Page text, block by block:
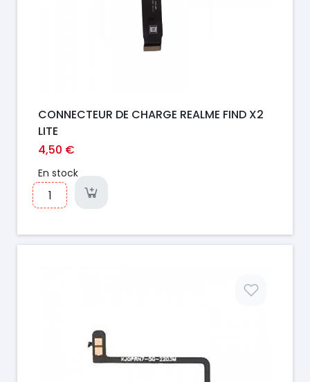
CONNECTEUR DE CHARGE REALME FIND X2
LITE
4,50 €
En stock